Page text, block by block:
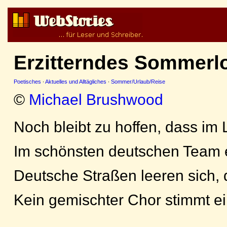
Erzitterndes
Poetisches · Aktuelles und Alltägliches · Sommer/Urlaub/Reise
© Michael Brushwood
Noch bleibt zu hoffen, dass im
Im schönsten deutschen
Deutsche Straßen leeren sich,
Kein gemischter Chor stimmt